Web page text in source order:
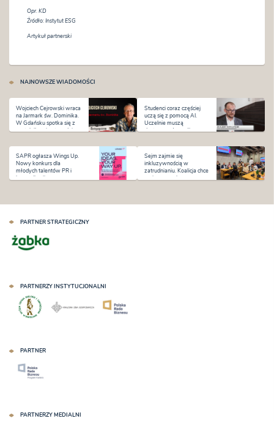
Opr. KD
Źródło: Instytut ESG
Artykuł partnerski
NAJNOWSZE WIADOMOŚCI
Wojciech Cejrowski wraca
na Jarmark św. Dominika.
W Gdańsku spotka się z
czytelnikami w tygodniu
Studenci coraz częściej
uczą się z pomocą AI.
Uczelnie muszą
dostosować sposób
SAPR ogłasza Wings Up.
Nowy konkurs dla
młodych talentów PR i
komunikacji
Sejm zajmie się
inkluzywnością w
zatrudnianiu. Koalicja chce
zmian na rynku pracy
PARTNER STRATEGICZNY
PARTNERZY INSTYTUCJONALNI
PARTNER
PARTNERZY MEDIALNI